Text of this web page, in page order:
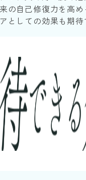
の自己修復力を高め
としての効果も期待